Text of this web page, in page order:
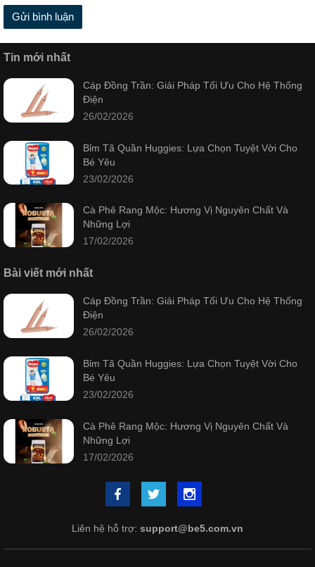
Gửi bình luận
Tin mới nhất
Cáp Đồng Trần: Giải Pháp Tối Ưu Cho Hệ Thống
Điện
26/02/2026
Bỉm Tã Quần Huggies: Lựa Chọn Tuyệt Vời Cho
Bé Yêu
23/02/2026
Cà Phê Rang Mộc: Hương Vị Nguyên Chất Và
Những Lợi
17/02/2026
Bài viết mới nhất
Cáp Đồng Trần: Giải Pháp Tối Ưu Cho Hệ Thống
Điện
26/02/2026
Bỉm Tã Quần Huggies: Lựa Chọn Tuyệt Vời Cho
Bé Yêu
23/02/2026
Cà Phê Rang Mộc: Hương Vị Nguyên Chất Và
Những Lợi
17/02/2026
Liên hệ hỗ trợ: support@be5.com.vn